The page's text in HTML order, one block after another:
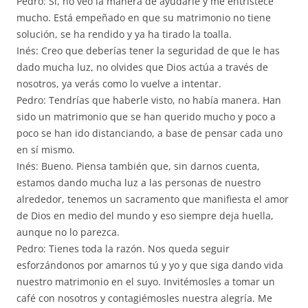
mucho. Está empeñado en que su matrimonio no tiene
solución, se ha rendido y ya ha tirado la toalla.
Inés: Creo que deberías tener la seguridad de que le has
dado mucha luz, no olvides que Dios actúa a través de
nosotros, ya verás como lo vuelve a intentar.
Pedro: Tendrías que haberle visto, no había manera. Han
sido un matrimonio que se han querido mucho y poco a
poco se han ido distanciando, a base de pensar cada uno
en sí mismo.
Inés: Bueno. Piensa también que, sin darnos cuenta,
estamos dando mucha luz a las personas de nuestro
alrededor, tenemos un sacramento que manifiesta el amor
de Dios en medio del mundo y eso siempre deja huella,
aunque no lo parezca.
Pedro: Tienes toda la razón. Nos queda seguir
esforzándonos por amarnos tú y yo y que siga dando vida
nuestro matrimonio en el suyo. Invitémosles a tomar un
café con nosotros y contagiémosles nuestra alegría. Me